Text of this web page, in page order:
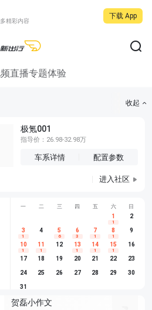
精彩内容
下载 App
直播专题体验
收起
极氪001
指导价：26.98-32.98万
车系详情 配置参数
进入社区
尊界V680 上市
享界G9 预售
别克至境L7 预售
埃安
长城H10
深蓝S05
一 二 三 四 五 六 日
1
1
2
3
1
4 5
6
6
3
7
1
8
1
9
10
1
11
1
12 13
1
14
1
15
1
16
17 18 19 20 21 22 23
24 25 26 27 28 29 30
31
贺磊小作文